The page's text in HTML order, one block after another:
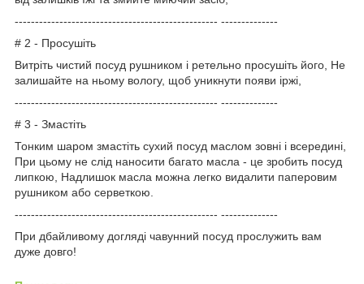
-------------------------------------------------- --------------
# 2 - Просушіть
Витріть чистий посуд рушником і ретельно просушіть його, Не
залишайте на ньому вологу, щоб уникнути появи іржі,
-------------------------------------------------- --------------
# 3 - Змастіть
Тонким шаром змастіть сухий посуд маслом зовні і всередині,
При цьому не слід наносити багато масла - це зробить посуд
липкою, Надлишок масла можна легко видалити паперовим
рушником або серветкою.
-------------------------------------------------- --------------
При дбайливому догляді чавунний посуд прослужить вам
дуже довго!